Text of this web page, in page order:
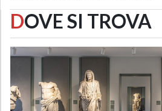
DOVE SI TROVA